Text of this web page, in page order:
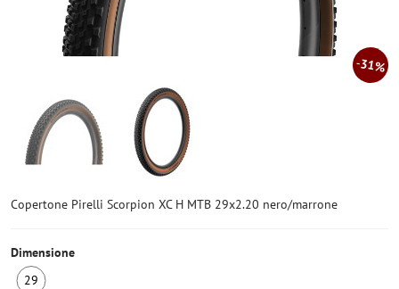
31%
Copertone Pirelli Scorpion XC H MTB 29x2.20 nero/marrone
Dimensione
29